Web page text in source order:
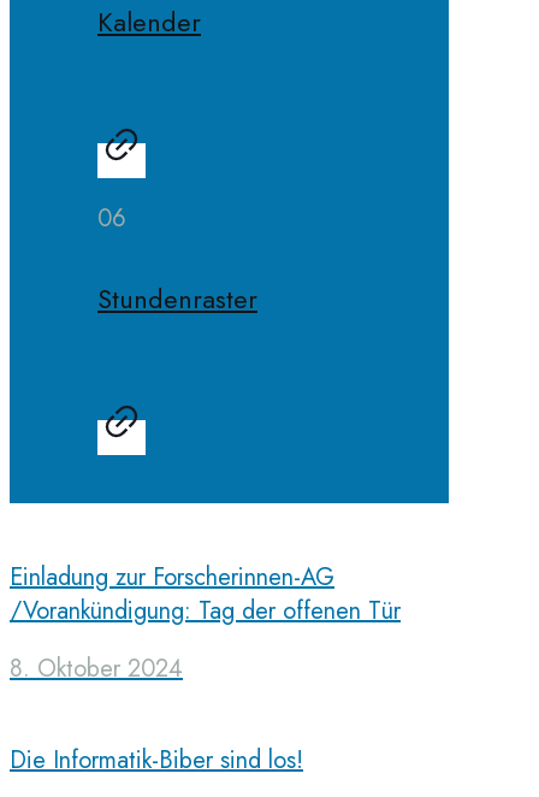
Kalender
06
Stundenraster
Einladung zur Forscherinnen-AG
/Vorankündigung: Tag der offenen Tür
8. Oktober 2024
Die Informatik-Biber sind los!